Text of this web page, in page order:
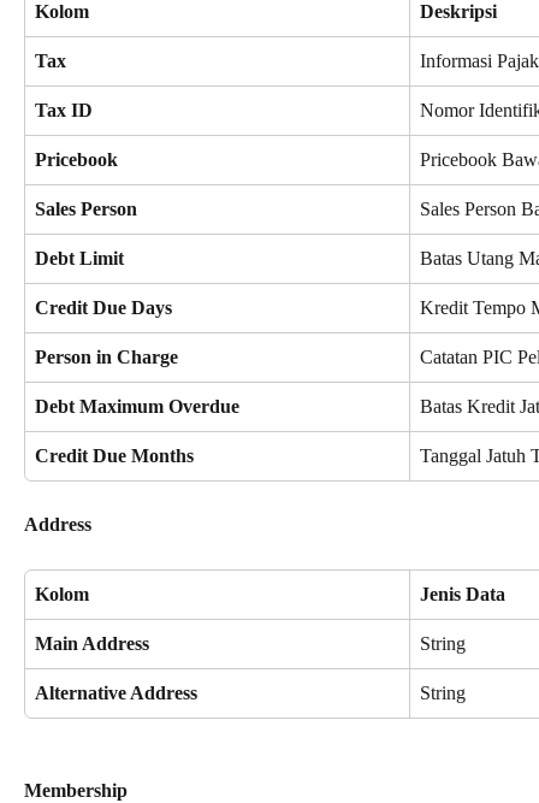
Kolom Deskripsi
Tax Informasi
Tax ID Nomor
Pricebook Pricebook
Sales Person Sales Person
Debt Limit Batas Utang
Credit Due Days Kredit Tempo
Person in Charge Catatan PIC
Debt Maximum Overdue Batas Kredit
Credit Due Months Tanggal Jatuh
Address
Kolom Jenis Data
Main Address String
Alternative Address String
Membership